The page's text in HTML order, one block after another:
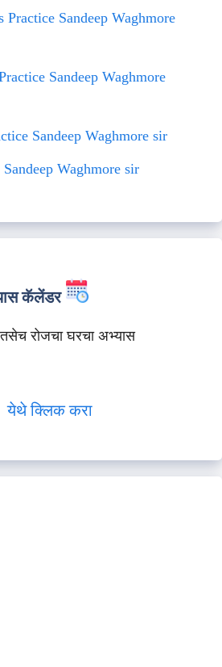
Sandeep Waghmore
Sandeep Waghmore
Sandeep Waghmore sir
Waghmore sir
कॅलेंडर
तसेच रोजचा घरचा अभ्यास
येथे क्लिक करा